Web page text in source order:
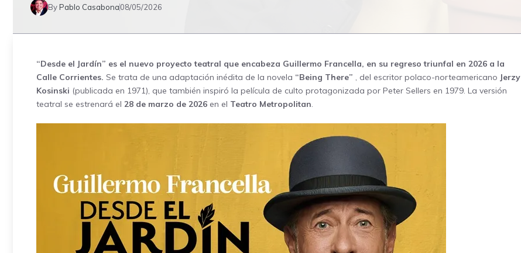
ByPablo Casabona08/05/2026
“Desde el Jardín” es el nuevo proyecto teatral que encabeza Guillermo Francella, en su regreso triunfal en 2026 a la
Calle Corrientes. Se trata de una adaptación inédita de la novela “Being There” , del escritor polaco-norteamericano Jerzy
Kosinski (publicada en 1971), que también inspiró la película de culto protagonizada por Peter Sellers en 1979. La versión
teatral se estrenará el 28 de marzo de 2026 en el Teatro Metropolitan.